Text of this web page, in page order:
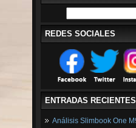
REDES SOCIALES
ENTRADAS RECIENTES
Análisis Slimbook One